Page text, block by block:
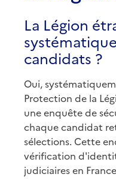
La Légion
candidats ?
Oui,
Protection de la
une enquête de
chaque candidat
sélections. Cette
vérification
judiciaires en